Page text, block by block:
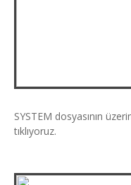
SYSTEM dosyasının
tıklıyoruz.